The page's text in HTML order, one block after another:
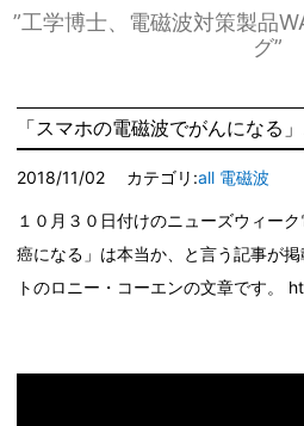
”工学博士、電磁波対策製品
グ”
「スマホの電磁波でがんになる
2018/11/02 カテゴリ:all 電磁波
１０月３０日付けのニューズウィー
癌になる」は本当か、と言う記事が
トのロニー・コーエンの文章です。